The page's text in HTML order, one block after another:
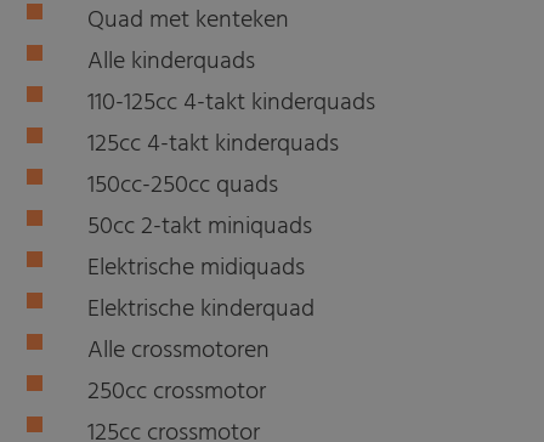
Quad met kenteken
Alle kinderquads
110-125cc 4-takt kinderquads
125cc 4-takt kinderquads
150cc-250cc quads
50cc 2-takt miniquads
Elektrische midiquads
Elektrische kinderquad
Alle crossmotoren
250cc crossmotor
125cc crossmotor